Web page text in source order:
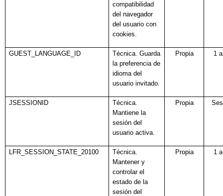
compatibilidad
del navegador
del usuario con
cookies.
GUEST_LANGUAGE_ID
Técnica. Guarda
la preferencia de
idioma del
usuario invitado.
Propia 1
JSESSIONID
Técnica.
Mantiene la
sesión del
usuario activa.
Propia
LFR_SESSION_STATE_20100
Técnica.
Mantener y
controlar el
estado de la
sesión del
Propia 1